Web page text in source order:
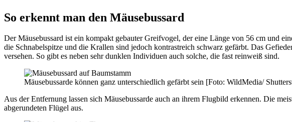
So erkennt man den Mäusebussard
Der Mäusebussard ist ein kompakt gebauter Greifvogel, der eine Länge von 56 cm und
die Schnabelspitze und die Krallen sind jedoch kontrastreich schwarz gefärbt. Das
versehen. So gibt es neben sehr dunklen Individuen auch solche, die fast reinweiß sind.
Mäusebussarde können ganz unterschiedlich gefärbt sein [Foto: WildMedia/
Aus der Entfernung lassen sich Mäusebussarde auch an ihrem Flugbild erkennen. Die
abgerundeten Flügel aus.